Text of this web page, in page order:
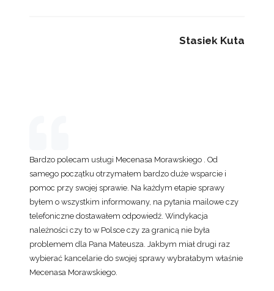
Stasiek Kuta
Bardzo polecam usługi Mecenasa Morawskiego . Od
samego początku otrzymałem bardzo duże wsparcie i
pomoc przy swojej sprawie. Na każdym etapie sprawy
byłem o wszystkim informowany, na pytania mailowe czy
telefoniczne dostawałem odpowiedź. Windykacja
należności czy to w Polsce czy za granicą nie była
problemem dla Pana Mateusza. Jakbym miał drugi raz
wybierać kancelarie do swojej sprawy wybrałabym właśnie
Mecenasa Morawskiego.